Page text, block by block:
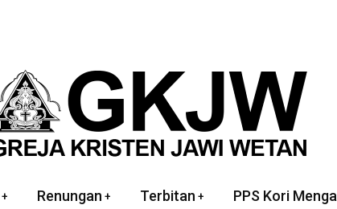
Renungan Terbitan PPS Kori Menga